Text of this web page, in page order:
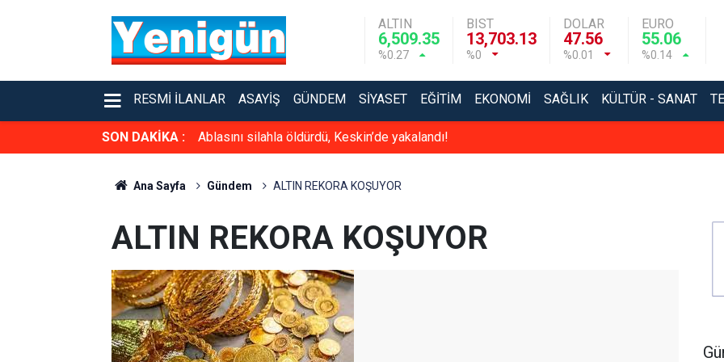
ALTIN
6,509.35
%0.27
BIST
13,703.13
%0
DOLAR
47.56
%0.01
EURO
55.06
%0.14
RESMI İLANLAR ASAYIŞ GÜNDEM SIYASET EĞITIM EKONOMI SAĞLIK KÜLTÜR - SANAT
SON DAKİKA : Ablasını silahla öldürdü, Keskin’de yakalandı!
Ana Sayfa Gündem ALTIN REKORA KOŞUYOR
ALTIN REKORA KOŞUYOR